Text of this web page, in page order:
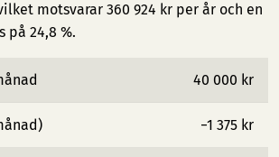
motsvarar 360 924 kr per år och en
på 24,8 %.
40 000 kr
−1 375 kr